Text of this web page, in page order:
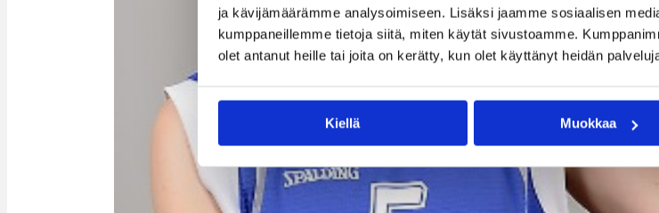
ja kävijämäärämme analysoimiseen. Lisäksi jaamme sosiaalisen
kumppaneillemme tietoja siitä, miten käytät sivustoamme.
olet antanut heille tai joita on kerätty, kun olet käyttänyt heidän
Kiellä Muokkaa